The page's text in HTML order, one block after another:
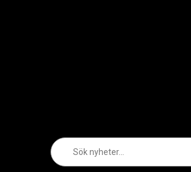
efter: